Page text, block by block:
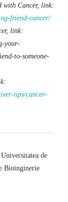
with Cancer, link:
friend-cancer/
link:
your-
to-someone-
tips/cancer-
de
Bioinginerie